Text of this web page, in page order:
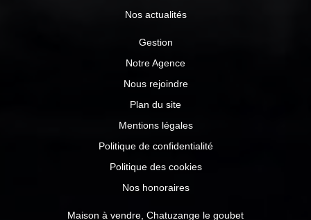
Nos actualités
Gestion
Notre Agence
Nous rejoindre
Plan du site
Mentions légales
Politique de confidentialité
Politique des cookies
Nos honoraires
Maison à vendre, Chatuzange le goubet